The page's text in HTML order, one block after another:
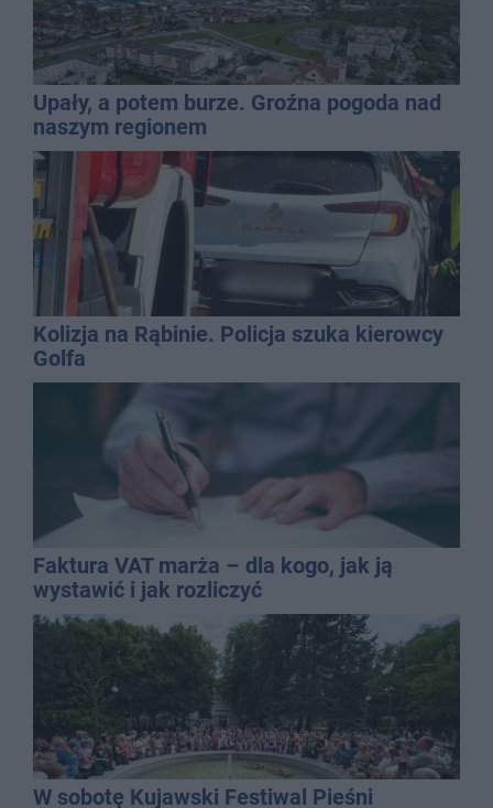
Upały, a potem burze. Groźna pogoda nad
naszym regionem
Kolizja na Rąbinie. Policja szuka kierowcy
Golfa
Faktura VAT marża – dla kogo, jak ją
wystawić i jak rozliczyć
W sobotę Kujawski Festiwal Pieśni